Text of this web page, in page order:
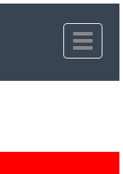
Toggle